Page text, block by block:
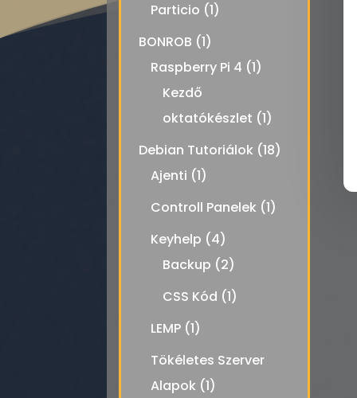
Particio (1)
BONROB (1)
Raspberry Pi 4 (1)
Kezdő
oktatókészlet (1)
Debian Tutoriálok (18)
Ajenti (1)
Controll Panelek (1)
Keyhelp (4)
Backup (2)
CSS Kód (1)
LEMP (1)
Tökéletes Szerver
Alapok (1)